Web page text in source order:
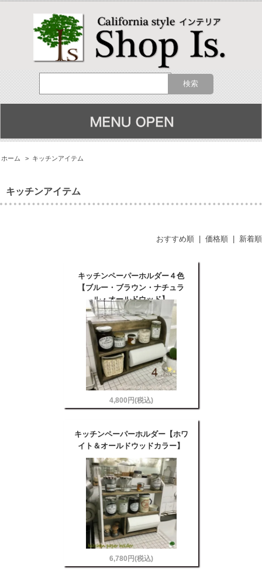
ホーム > キッチンアイテム
キッチンアイテム
おすすめ順 価格順 新着順
キッチンペーパーホルダー４色
【ブルー・ブラウン・ナチュラ
ル・オールドウッド】
4,800円(税込)
キッチンペーパーホルダー【ホワ
イト＆オールドウッドカラー】
6,780円(税込)